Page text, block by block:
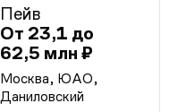
Пейв
От 23,1 до
62,5 млн ₽
Москва, ЮАО,
Даниловский